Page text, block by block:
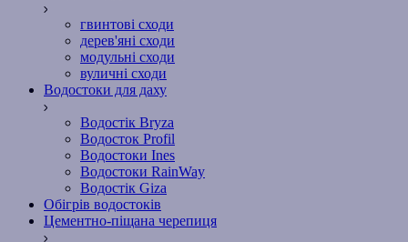
гвинтові сходи
дерев'яні сходи
модульні сходи
вуличні сходи
Водостоки для даху
Водостік Bryza
Водосток Profil
Водостоки Ines
Водостоки RainWay
Водостік Giza
Обігрів водостоків
Цементно-піщана черепиця